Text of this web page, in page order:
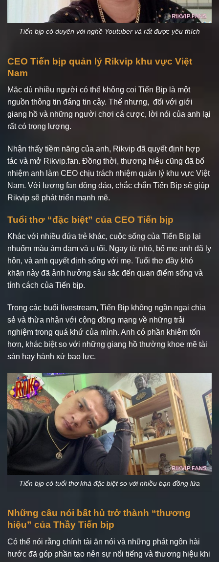
Tiến bịp có duyên với nghề Youtuber và rất được yêu thích
CEO Tiến bịp quản lý Rikvip khu vực Việt
Nam
Mặc dù nhiều người có thể không coi Tiến Bịp là một
nguồn thông tin đáng tin cậy. Thế nhưng, đối với giới
giang hồ và những người chơi cá cược, lời nói của anh lại
rất có trọng lượng.
Nhận thấy tiềm năng của anh, Rikvip đã quyết định hợp
tác và mở Rikvip.fan. Đồng thời, thương hiệu cũng đã bổ
nhiệm anh làm CEO chịu trách nhiệm quản lý khu vực Việt
Nam. Với lượng fan đông đảo, chắc chắn Tiến Bịp sẽ giúp
Rikvip sẽ phát triển mạnh mẽ.
Tuổi thơ “đặc biệt” của CEO Tiến bịp
Khác với nhiều đứa trẻ khác, cuộc sống của Tiến Bịp lại
nhuốm màu ảm đạm và u tối. Ngay từ nhỏ, bố mẹ anh đã ly
hôn, và anh quyết định sống với mẹ. Tuổi thơ đầy khó
khăn này đã ảnh hưởng sâu sắc đến quan điểm sống và
tính cách của Tiến bịp.
Trong các buổi livestream, Tiến Bịp không ngần ngại chia
sẻ và thừa nhận với cộng đồng mạng về những trải
nghiệm trong quá khứ của mình. Anh có phần khiêm tốn
hơn, khác biệt so với những giang hồ thường khoe mẽ tài
sản hay hành xử bạo lực.
Tiến bịp có tuổi thơ khá đặc biệt so với nhiều bạn đồng lứa
Những câu nói bất hủ trở thành “thương
hiệu” của Thầy Tiến bịp
Có thể nói rằng chính tài ăn nói và những phát ngôn hài
hước đã góp phần tạo nên sự nổi tiếng và thương hiệu khi